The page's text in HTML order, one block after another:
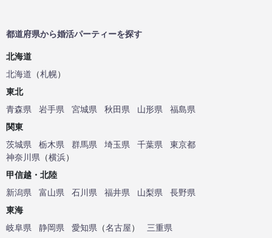
都道府県から婚活パーティーを探す
北海道
北海道 （札幌）
東北
青森県
岩手県 宮城県 秋田県 山形県
福島県
関東
茨城県
栃木県 群馬県 埼玉県 千葉県
東京都
神奈川県 （横浜）
甲信越・北陸
新潟県
富山県 石川県 福井県 山梨県
長野県
東海
岐阜県
静岡県 愛知県 （名古屋）
三重県